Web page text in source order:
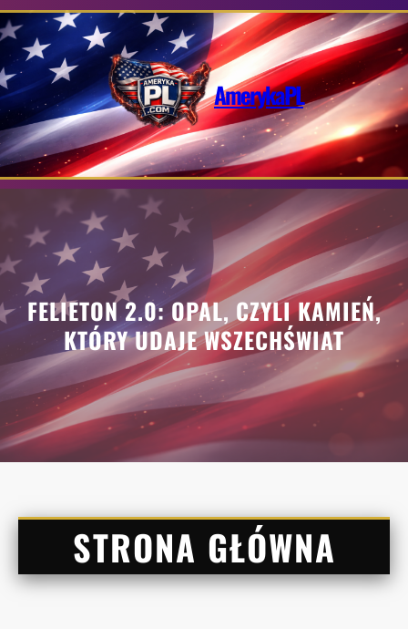
Przejdź
do
treści
AmerykaPL
FELIETON 2.0: OPAL, CZYLI KAMIEŃ,
KTÓRY UDAJE WSZECHŚWIAT
STRONA GŁÓWNA